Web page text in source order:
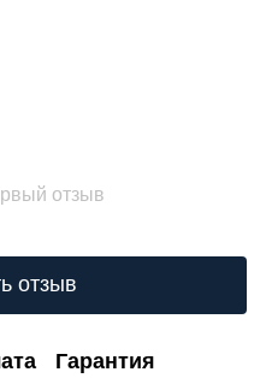
отзыв
отзыв
Гарантия